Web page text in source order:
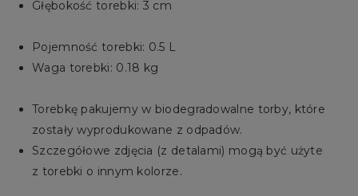
Głębokość torebki: 3 cm
Pojemność torebki: 0.5 L
Waga torebki: 0.18 kg
Torebkę pakujemy w biodegradowalne torby, które
zostały wyprodukowane z odpadów.
Szczegółowe zdjęcia (z detalami) mogą być użyte
z torebki o innym kolorze.